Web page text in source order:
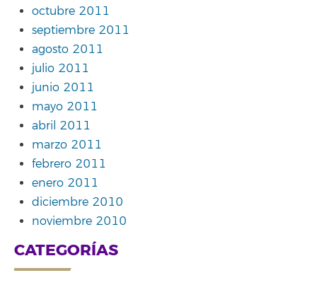
octubre 2011
septiembre 2011
agosto 2011
julio 2011
junio 2011
mayo 2011
abril 2011
marzo 2011
febrero 2011
enero 2011
diciembre 2010
noviembre 2010
CATEGORÍAS